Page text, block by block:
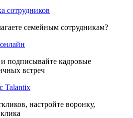
сотрудников
семейным сотрудникам?
подписывайте кадровые
встреч
Talantix
настройте воронку,